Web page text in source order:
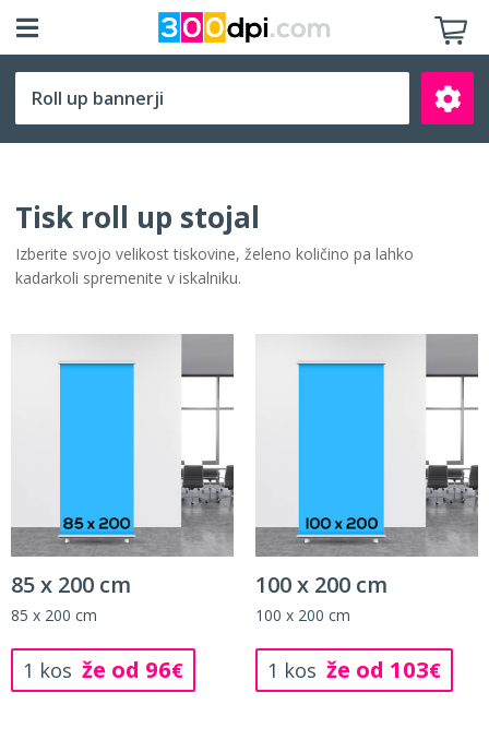
Tisk roll up stojal
Izberite svojo velikost tiskovine, želeno količino pa lahko
kadarkoli spremenite v iskalniku.
85 x 200 cm
85 x 200 cm
1 kos že od 96€
100 x 200 cm
100 x 200 cm
1 kos že od 103€